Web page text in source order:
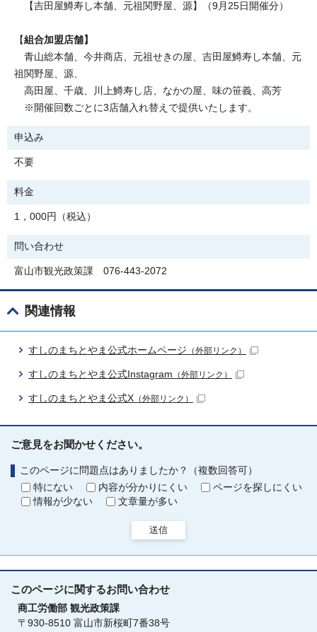
【吉田屋鱒寿し本舗、元祖関野屋、源】（9月25日開催分）
【組合加盟店舗】
青山総本舗、今井商店、元祖せきの屋、吉田屋鱒寿し本舗、元
祖関野屋、源、
高田屋、千歳、川上鱒寿し店、なかの屋、味の笹義、高芳
※開催回数ごとに3店舗入れ替えで提供いたします。
申込み
不要
料金
1，000円（税込）
問い合わせ
富山市観光政策課 076-443-2072
関連情報
すしのまちとやま公式ホームページ （外部リンク）
すしのまちとやま公式Instagram （外部リンク）
すしのまちとやま公式X （外部リンク）
ご意見をお聞かせください。
このページに問題点はありましたか？（複数回答可）
特にない
内容が分かりにくい
ページを探しにくい
情報が少ない
文章量が多い
送信
このページに関するお問い合わせ
商工労働部 観光政策課
〒930-8510 富山市新桜町7番38号